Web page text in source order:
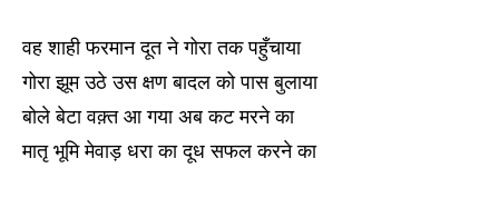
वह शाही फरमान दूत ने गोरा तक पहुँचाया
गोरा झूम उठे उस क्षण बादल को पास बुलाया
बोले बेटा वक़्त आ गया अब कट मरने का
मातृ भूमि मेवाड़ धरा का दूध सफल करने का